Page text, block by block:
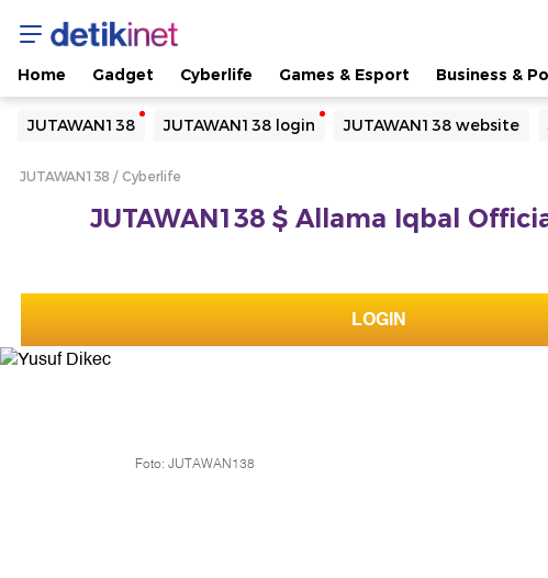
Home Gadget Cyberlife Games & Esport Business &
JUTAWAN138 JUTAWAN138 login JUTAWAN138 website
Yang sedang ramai dicari
Loading...
JUTAWAN138 Cyberlife
JUTAWAN138 $ Allama Iqbal
LOGIN
Foto: JUTAWAN138